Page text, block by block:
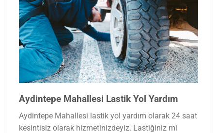
Aydintepe Mahallesi Lastik Yol Yardım
Aydintepe Mahallesi lastik yol yardım olarak 24 saat
kesintisiz olarak hizmetinizdeyiz. Lastiğiniz mi